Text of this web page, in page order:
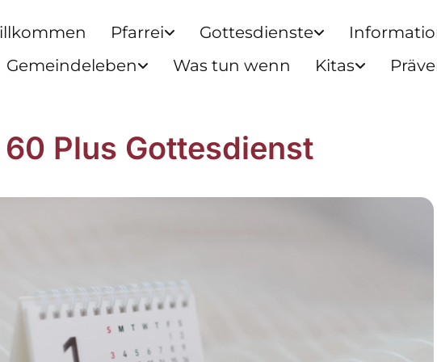
Pfarrei Gottesdienste
Gemeindeleben
Was tun wenn Kitas
Plus Gottesdienst